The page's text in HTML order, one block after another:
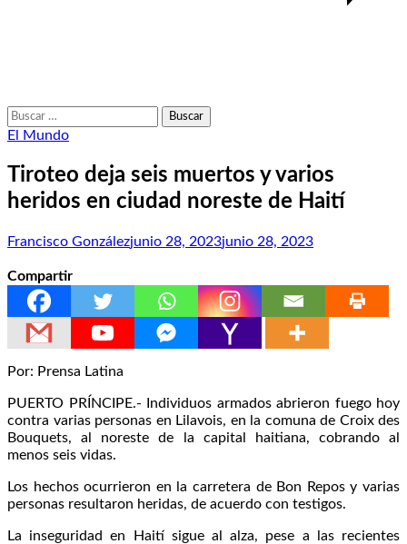
Buscar:
El Mundo
Tiroteo deja seis muertos y varios
heridos en ciudad noreste de Haití
Francisco Gonzálezjunio 28, 2023junio 28, 2023
Compartir
Por: Prensa Latina
PUERTO PRÍNCIPE.- Individuos armados abrieron fuego hoy
contra varias personas en Lilavois, en la comuna de Croix des
Bouquets, al noreste de la capital haitiana, cobrando al
menos seis vidas.
Los hechos ocurrieron en la carretera de Bon Repos y varias
personas resultaron heridas, de acuerdo con testigos.
La inseguridad en Haití sigue al alza, pese a las recientes